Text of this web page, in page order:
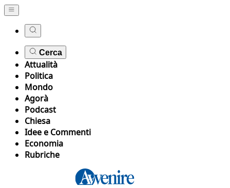
Cerca
Attualità
Politica
Mondo
Agorà
Podcast
Chiesa
Idee e Commenti
Economia
Rubriche